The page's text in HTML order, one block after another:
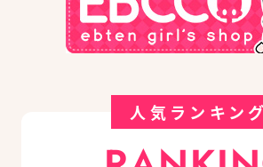
人気ランキング